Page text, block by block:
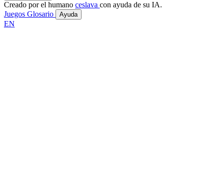
Creado por el humano ceslava con ayuda de su IA.
Juegos Glosario Ayuda
EN